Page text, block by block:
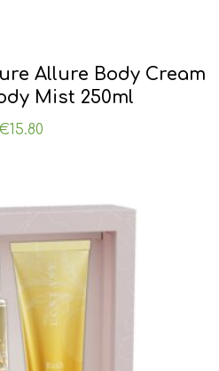
Allure Body Cream
Mist 250ml
15.80